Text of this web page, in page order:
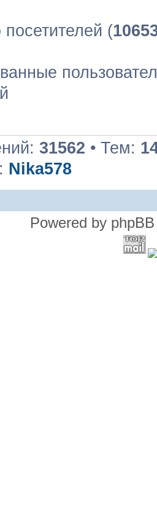
(
31562 • Тем:
Nika578
Powered by